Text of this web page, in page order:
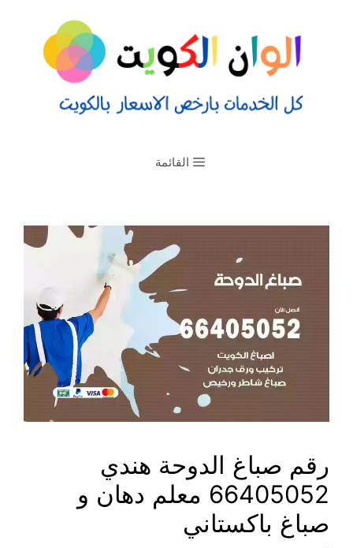
القائمة
رقم صباغ الدوحة هندي
66405052 معلم دهان و
صباغ باكستاني